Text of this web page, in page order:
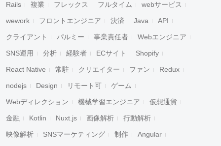
Rails 複業 フレックス フルタイム webサービス
wework フロントエンジニア 決済 Java API
クライアント パルミー 事業責任者 Webエンジニア
SNS運用 分析 経験者 ECサイト Shopify
React Native 常駐 クリエイター ファン Redux
nodejs Design リモート可 ゲーム
Webディレクション 機械学習エンジニア 仮想通貨
金融 Kotlin Nuxt.js 画像解析 行動解析
映像解析 SNSマーケティング 制作 Angular